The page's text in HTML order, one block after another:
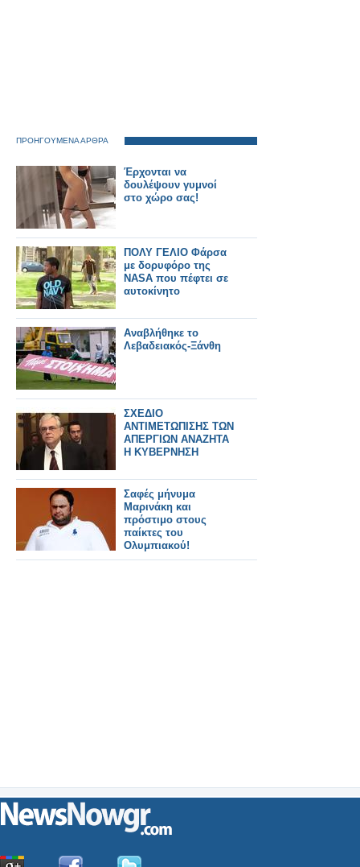
ΠΡΟΗΓΟΥΜΕΝΑ ΑΡΘΡΑ
Έρχονται να
δουλέψουν γυμνοί
στο χώρο σας!
ΠΟΛΥ ΓΕΛΙΟ Φάρσα
με δορυφόρο της
ΝΑSΑ που πέφτει σε
αυτοκίνητο
Αναβλήθηκε το
Λεβαδειακός-Ξάνθη
ΣΧΕΔΙΟ
ΑΝΤΙΜΕΤΩΠΙΣΗΣ ΤΩΝ
ΑΠΕΡΓΙΩΝ ΑΝΑΖΗΤΑ
Η ΚΥΒΕΡΝΗΣΗ
Σαφές μήνυμα
Μαρινάκη και
πρόστιμο στους
παίκτες του
Ολυμπιακού!